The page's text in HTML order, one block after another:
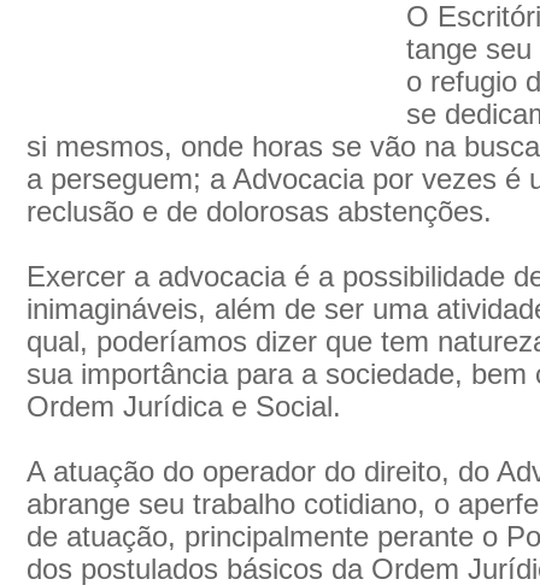
O
tange
o refugio
se
si mesmos, onde horas se vão na
a perseguem; a Advocacia por vezes é
reclusão e de dolorosas abstenções.
Exercer a advocacia é a possibilidade
inimagináveis, além de ser uma
qual, poderíamos dizer que tem
sua importância para a sociedade,
Ordem Jurídica e Social.
A atuação do operador do direito, do
abrange seu trabalho cotidiano, o
de atuação, principalmente perante o
dos postulados básicos da Ordem